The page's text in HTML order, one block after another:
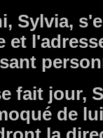
Sylvia,
et
fait jour,
de